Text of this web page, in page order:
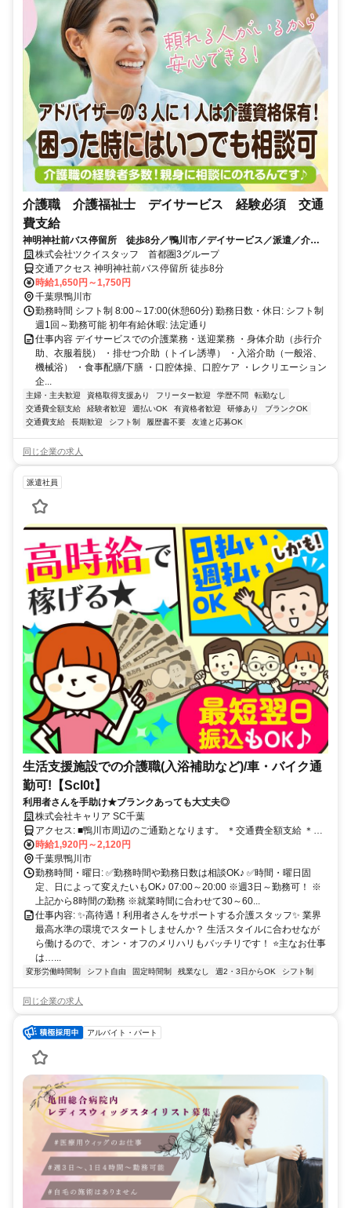
介護職 介護福祉士 デイサービス 経験必須 交通
費支給
神明神社前バス停留所 徒歩8分／鴨川市／デイサービス／派遣／介護
福祉士/6087_303117
株式会社ツクイスタッフ 首都圏3グループ
交通アクセス 神明神社前バス停留所 徒歩8分
時給1,650円～1,750円
千葉県鴨川市
勤務時間 シフト制 8:00～17:00(休憩60分) 勤務日数・休日: シフト制
週1回～勤務可能 初年有給休暇: 法定通り
仕事内容 デイサービスでの介護業務・送迎業務 ・身体介助（歩行介
助、衣服着脱） ・排せつ介助（トイレ誘導） ・入浴介助（一般浴、
機械浴） ・食事配膳/下膳 ・口腔体操、口腔ケア ・レクリエーション
企...
主婦・主夫歓迎 資格取得支援あり フリーター歓迎 学歴不問
転勤なし
交通費全額支給
経験者歓迎 週払いOK 有資格者歓迎 研修あり
ブランクOK
交通費支給
長期歓迎 シフト制 履歴書不要 友達と応募OK
同じ企業の求人
派遣社員
生活支援施設での介護職(入浴補助など)/車・バイク通
勤可!【ScI0t】
利用者さんを手助け★ブランクあっても大丈夫◎
株式会社キャリア SC千葉
アクセス: ■鴨川市周辺のご通勤となります。 ＊交通費全額支給 ＊車
通勤・バイク通勤OK（ガソリン代支給） ＊自転車通勤OK
時給1,920円～2,120円
千葉県鴨川市
勤務時間・曜日: ✅勤務時間や勤務日数は相談OK♪ ✅時間・曜日固
定、日によって変えたいもOK♪ 07:00～20:00 ※週3日～勤務可！ ※
上記から8時間の勤務 ※就業時間に合わせて30～60...
仕事内容: ✨高待遇！利用者さんをサポートする介護スタッフ✨ 業界
最高水準の環境でスタートしませんか？ 生活スタイルに合わせなが
ら働けるので、オン・オフのメリハリもバッチリです！ ⭐主なお仕事
は…...
変形労働時間制 シフト自由 固定時間制 残業なし 週2・3日からOK シフト制
同じ企業の求人
アルバイト・パート